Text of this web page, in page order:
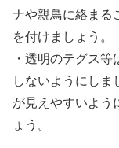
ナや親鳥に絡まる
を付けましょう。
・透明のテグス
しないようにしま
が見えやすいよう
ょう。